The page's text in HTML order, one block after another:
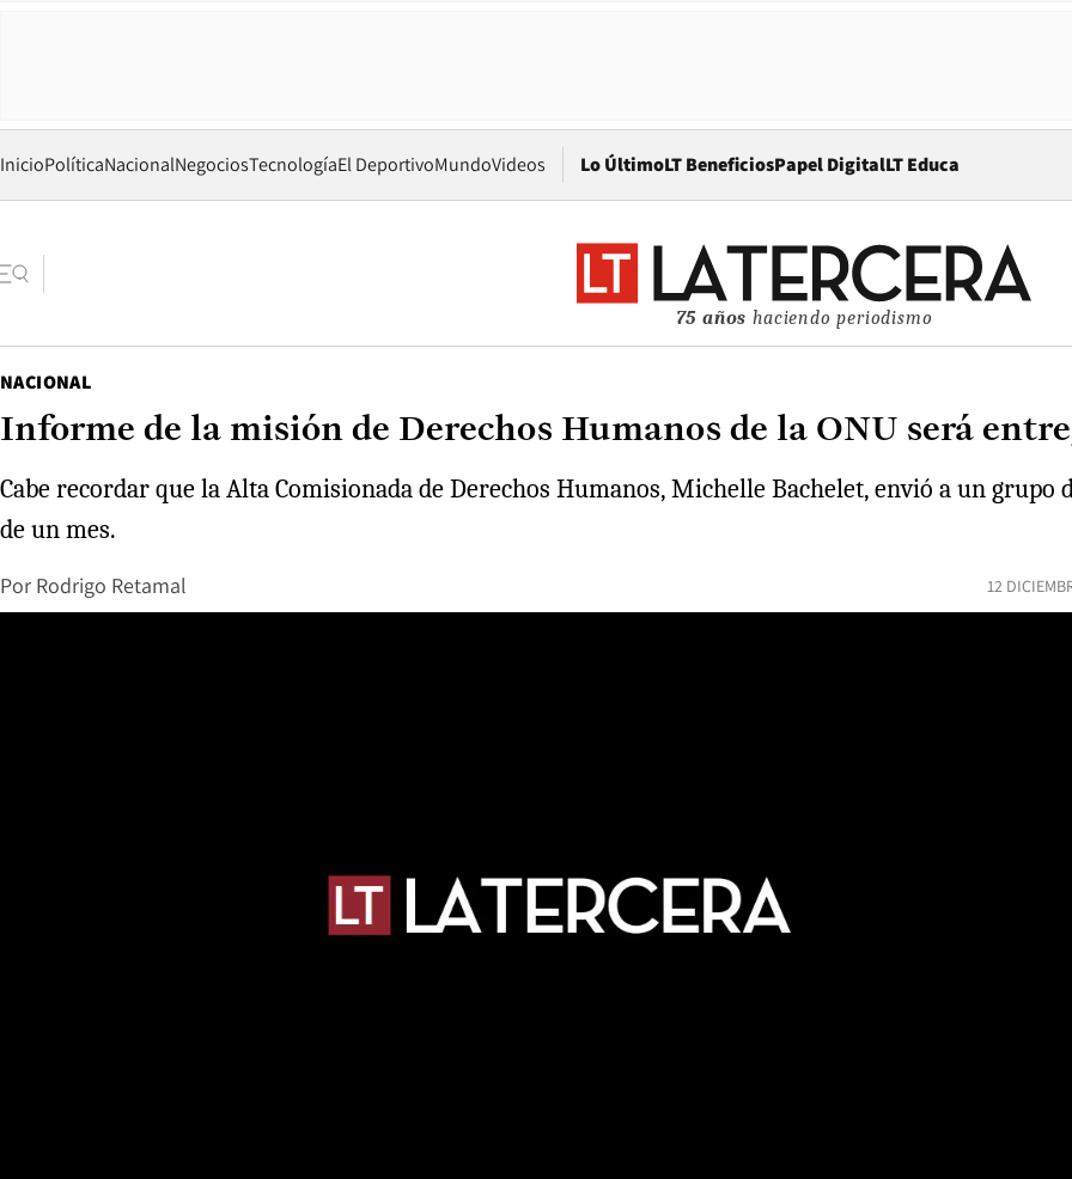
InicioPolíticaNacionalNegociosTecnologíaEl DeportivoMundoVideos Lo ÚltimoLT BeneficiosPapel DigitalOpens in new window
LT Educa
75 años haciendo periodismo
NACIONAL
Informe de la misión de Derechos Humanos de la ONU será
Cabe recordar que la Alta Comisionada de Derechos Humanos, Michelle Bachelet, envió a un grupo
de un mes.
Por Rodrigo Retamal 12